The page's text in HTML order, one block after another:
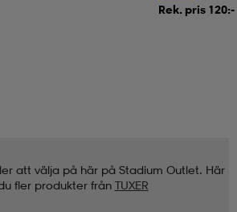
Rek. pris 120:-
att välja på här på Stadium Outlet. Här
fler produkter från TUXER